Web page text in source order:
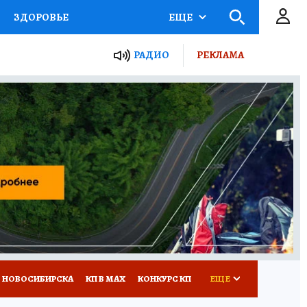
ЗДОРОВЬЕ
Я ЗНАЮ СЕМЬЯ
СЕРИАЛЫ
ВСЕ О КП РАДИО КП
ЕЩЕ
РАДИО РЕКЛАМА
КП В МАХ КОНКУРС КП ЕЩЕ